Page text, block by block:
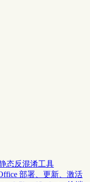
态反混淆工具
部署、更新、激活